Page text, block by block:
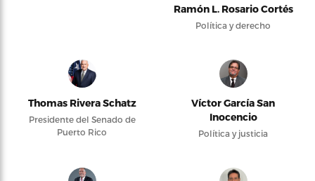
Ramón L. Rosario Cortés
Política y derecho
Thomas Rivera Schatz
Presidente del Senado de
Puerto Rico
Víctor García San
Inocencio
Política y justicia